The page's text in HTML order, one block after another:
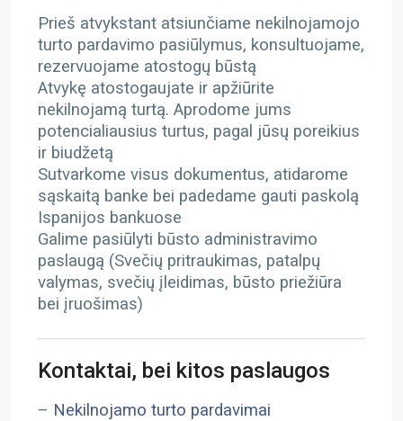
Prieš atvykstant atsiunčiame nekilnojamojo
turto pardavimo pasiūlymus, konsultuojame,
rezervuojame atostogų būstą
Atvykę atostogaujate ir apžiūrite
nekilnojamą turtą. Aprodome jums
potencialiausius turtus, pagal jūsų poreikius
ir biudžetą
Sutvarkome visus dokumentus, atidarome
sąskaitą banke bei padedame gauti paskolą
Ispanijos bankuose
Galime pasiūlyti būsto administravimo
paslaugą (Svečių pritraukimas, patalpų
valymas, svečių įleidimas, būsto priežiūra
bei įruošimas)
Kontaktai, bei kitos paslaugos
– Nekilnojamo turto pardavimai